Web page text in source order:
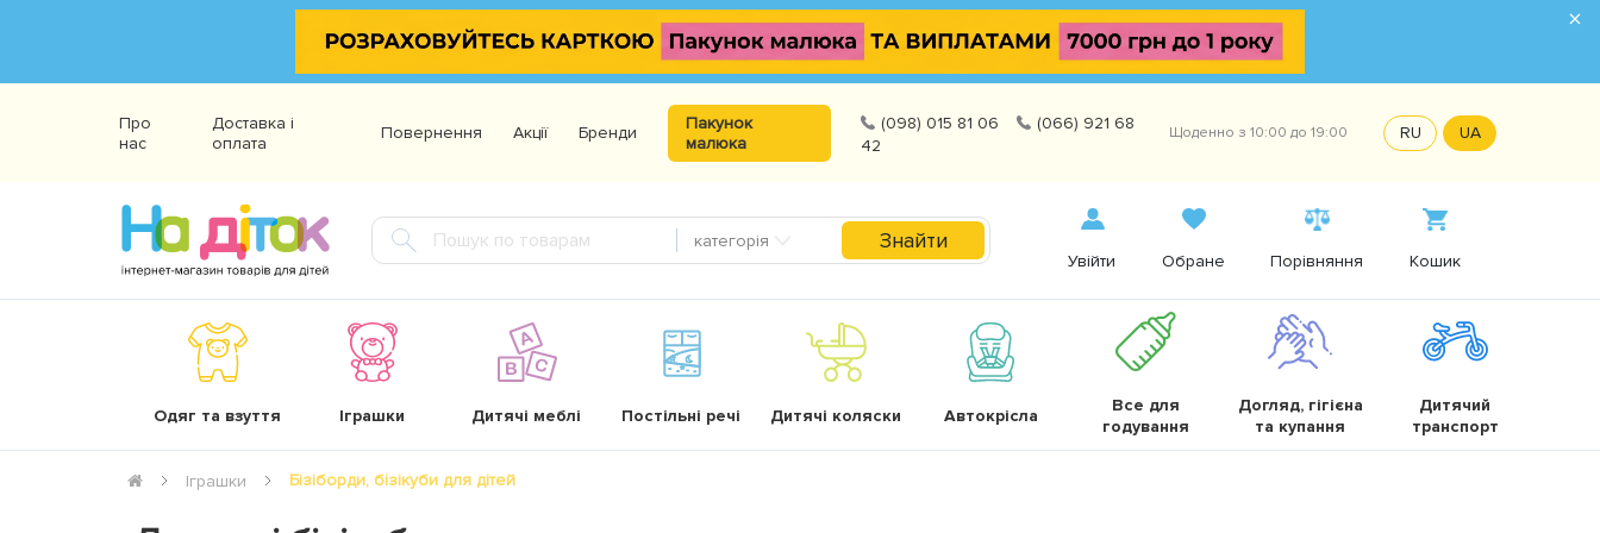
×
Про
нас
Доставка і
оплата
Повернення Акції Бренди
Пакунок
малюка
(098) 015 81 06
(066) 921 68
42
Щоденно з 10:00 до 19:00 RU UA
категорія Знайти
Увійти Обране Порівняння Кошик
Одяг та взуття Іграшки Дитячі меблі Постільні речі Дитячі коляски Автокрісла
Все для
годування
Догляд, гігієна
та купання
Дитячий
транспорт
Іграшки Бізіборди, бізікуби для дітей